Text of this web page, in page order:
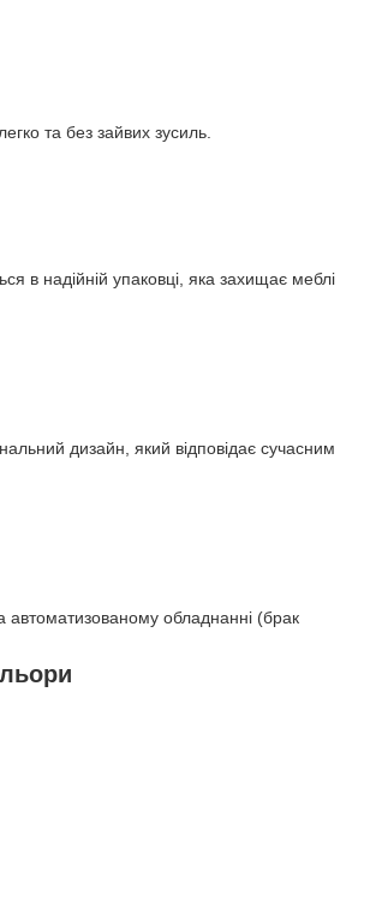
та без зайвих зусиль.
в надійній упаковці, яка захищає меблі
дизайн, який відповідає сучасним
автоматизованому обладнанні (брак